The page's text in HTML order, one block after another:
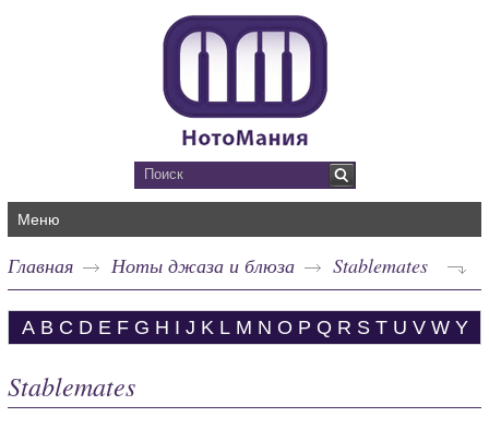
Меню
Главная Ноты джаза и блюза Stablemates
A B C D E F G H I J K L M N O P Q R S T U V W Y
Stablemates